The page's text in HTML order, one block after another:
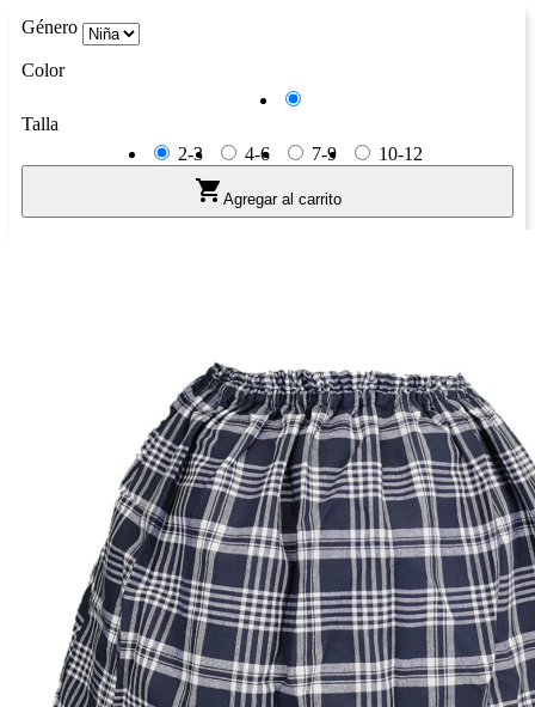
Género
Color
Talla
2-3
4-6 7-9 10-12
 Agregar al carrito